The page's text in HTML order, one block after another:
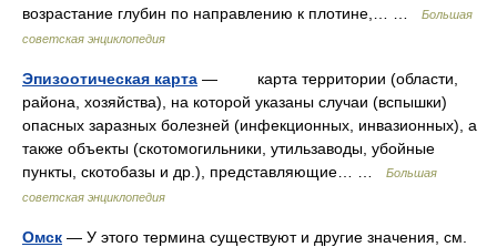
возрастание глубин по направлению к плотине,… …
Большая
советская энциклопедия
Эпизоотическая карта — карта территории (области,
района, хозяйства), на которой указаны случаи (вспышки)
опасных заразных болезней (инфекционных, инвазионных), а
также объекты (скотомогильники, утильзаводы, убойные
пункты, скотобазы и др.), представляющие… …
Большая
советская энциклопедия
Омск — У этого термина существуют и другие значения, см.